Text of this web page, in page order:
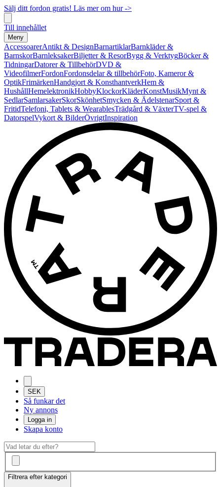
Sälj ditt fordon gratis! Läs mer om hur ->
Till innehållet
Meny
AccessoarerAntikt & DesignBarnartiklarBarnkläder &
BarnskorBarnleksakerBiljetter & ResorBygg & VerktygBöcker &
TidningarDatorer & TillbehörDVD &
VideofilmerFordonFordonsdelar & tillbehörFoto, Kameror &
OptikFrimärkenHandgjort & KonsthantverkHem &
HushållHemelektronikHobbyKlockorKläderKonstMusikMynt &
SedlarSamlarsakerSkorSkönhetSmycken & ÄdelstenarSport &
FritidTelefoni, Tablets & WearablesTrädgård & VäxterTV-spel &
DatorspelVykort & BilderÖvrigtInspiration
SEK
Så funkar det
Ny annons
Logga in
Skapa konto
Filtrera efter kategori